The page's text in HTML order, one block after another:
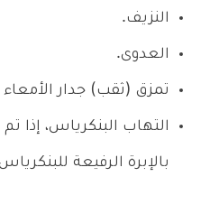
النزيف.
العدوى.
تمزق (ثقب) جدار الأمعاء
التهاب البنكرياس، إذا
بالإبرة الرفيعة